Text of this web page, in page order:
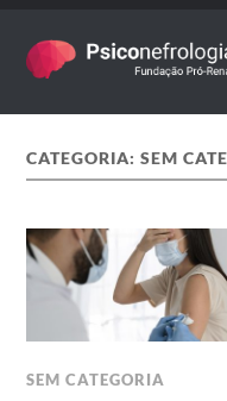
CATEGORIA:SEM
SEM CATEGORIA